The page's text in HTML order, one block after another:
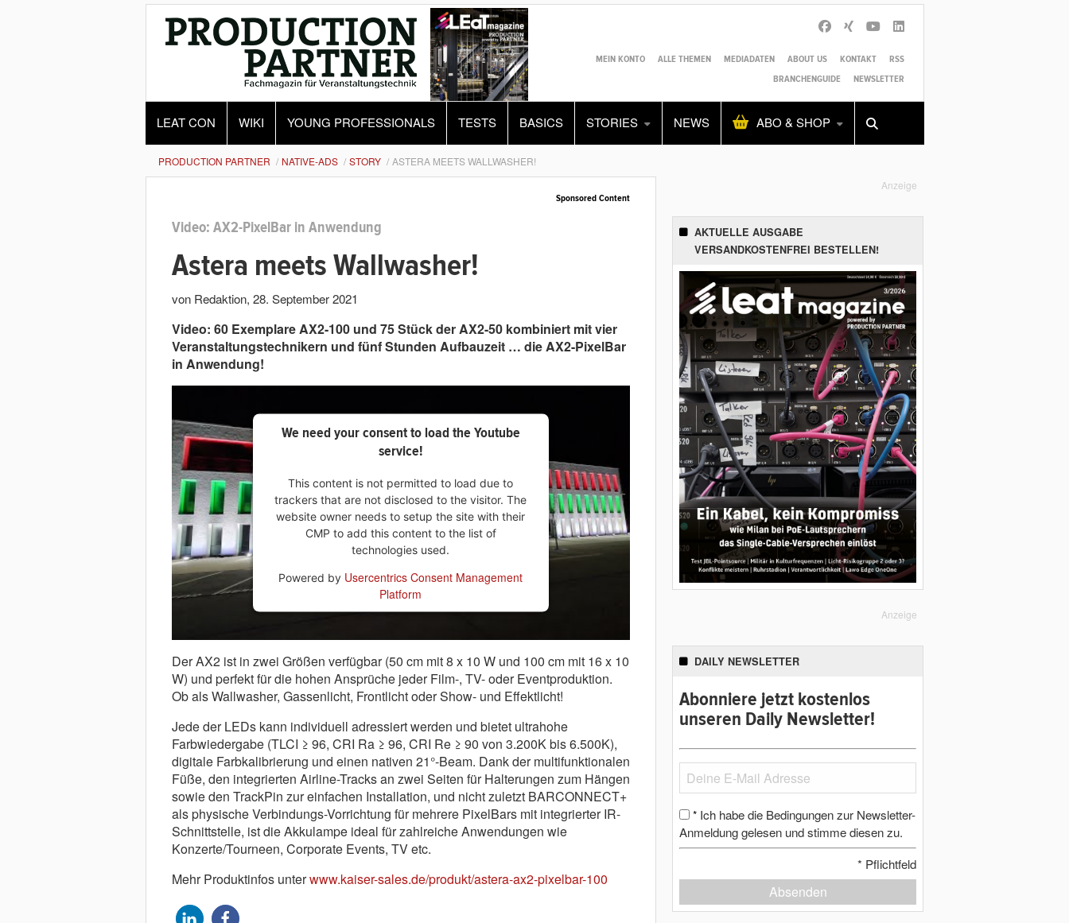
MEIN KONTO ALLE THEMEN MEDIADATEN ABOUT US KONTAKT
RSS
BRANCHENGUIDE
NEWSLETTER
LEAT CON WIKI YOUNG PROFESSIONALS TESTS BASICS STORIES NEWS ABO & SHOP
Alles Shop SUCHEN
PRODUCTION PARTNER NATIVE-ADS STORY ASTERA MEETS WALLWASHER!
Sponsored Content
Video: AX2-PixelBar in Anwendung
Astera meets Wallwasher!
von Redaktion, 28. September 2021
Video: 60 Exemplare AX2-100 und 75 Stück der AX2-50 kombiniert mit vier
Veranstaltungstechnikern und fünf Stunden Aufbauzeit … die AX2-PixelBar
in Anwendung!
We need your consent to load the Youtube
service!
This content is not permitted to load due to
trackers that are not disclosed to the visitor. The
website owner needs to setup the site with their
CMP to add this content to the list of
technologies used.
Powered by Usercentrics Consent Management
Platform
Der AX2 ist in zwei Größen verfügbar (50 cm mit 8 x 10 W und 100 cm mit 16 x 10
W) und perfekt für die hohen Ansprüche jeder Film-, TV- oder Eventproduktion.
Ob als Wallwasher, Gassenlicht, Frontlicht oder Show- und Effektlicht!
Jede der LEDs kann individuell adressiert werden und bietet ultrahohe
Farbwiedergabe (TLCI ≥ 96, CRI Ra ≥ 96, CRI Re ≥ 90 von 3.200K bis 6.500K),
digitale Farbkalibrierung und einen nativen 21°-Beam. Dank der multifunktionalen
Füße, den integrierten Airline-Tracks an zwei Seiten für Halterungen zum Hängen
sowie den TrackPin zur einfachen Installation, und nicht zuletzt BARCONNECT+
als physische Verbindungs-Vorrichtung für mehrere PixelBars mit integrierter IR-
Schnittstelle, ist die Akkulampe ideal für zahlreiche Anwendungen wie
Konzerte/Tourneen, Corporate Events, TV etc.
Mehr Produktinfos unterwww.kaiser-sales.de/produkt/astera-ax2-pixelbar-100
Anzeige
AKTUELLE AUSGABE
VERSANDKOSTENFREI BESTELLEN!
Anzeige
DAILY NEWSLETTER
Abonniere jetzt kostenlos
unseren Daily Newsletter!
* Ich habe die Bedingungen zur Newsletter-
Anmeldung gelesen und stimme diesen zu.
* Pflichtfeld
Absenden